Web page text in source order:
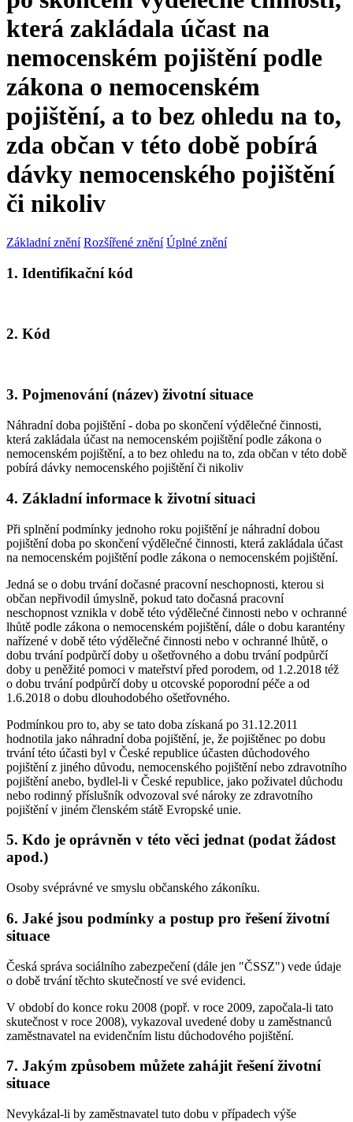
která zakládala účast na
nemocenském pojištění podle
zákona o nemocenském
pojištění, a to bez ohledu na to,
zda občan v této době pobírá
dávky nemocenského pojištění
či nikoliv
Základní znění Rozšířené znění Úplné znění
1. Identifikační kód
2. Kód
3. Pojmenování (název) životní situace
Náhradní doba pojištění - doba po skončení výdělečné činnosti,
která zakládala účast na nemocenském pojištění podle zákona o
nemocenském pojištění, a to bez ohledu na to, zda občan v této době
pobírá dávky nemocenského pojištění či nikoliv
4. Základní informace k životní situaci
Při splnění podmínky jednoho roku pojištění je náhradní dobou
pojištění doba po skončení výdělečné činnosti, která zakládala účast
na nemocenském pojištění podle zákona o nemocenském pojištění.
Jedná se o dobu trvání dočasné pracovní neschopnosti, kterou si
občan nepřivodil úmyslně, pokud tato dočasná pracovní
neschopnost vznikla v době této výdělečné činnosti nebo v ochranné
lhůtě podle zákona o nemocenském pojištění, dále o dobu karantény
nařízené v době této výdělečné činnosti nebo v ochranné lhůtě, o
dobu trvání podpůrčí doby u ošetřovného a dobu trvání podpůrčí
doby u peněžité pomoci v mateřství před porodem, od 1.2.2018 též
o dobu trvání podpůrčí doby u otcovské poporodní péče a od
1.6.2018 o dobu dlouhodobého ošetřovného.
Podmínkou pro to, aby se tato doba získaná po 31.12.2011
hodnotila jako náhradní doba pojištění, je, že pojištěnec po dobu
trvání této účasti byl v České republice účasten důchodového
pojištění z jiného důvodu, nemocenského pojištění nebo zdravotního
pojištění anebo, bydlel-li v České republice, jako poživatel důchodu
nebo rodinný příslušník odvozoval své nároky ze zdravotního
pojištění v jiném členském státě Evropské unie.
5. Kdo je oprávněn v této věci jednat (podat žádost
apod.)
Osoby svéprávné ve smyslu občanského zákoníku.
6. Jaké jsou podmínky a postup pro řešení životní
situace
Česká správa sociálního zabezpečení (dále jen "ČSSZ") vede údaje
o době trvání těchto skutečností ve své evidenci.
V období do konce roku 2008 (popř. v roce 2009, započala-li tato
skutečnost v roce 2008), vykazoval uvedené doby u zaměstnanců
zaměstnavatel na evidenčním listu důchodového pojištění.
7. Jakým způsobem můžete zahájit řešení životní
situace
Nevykázal-li by zaměstnavatel tuto dobu v případech výše